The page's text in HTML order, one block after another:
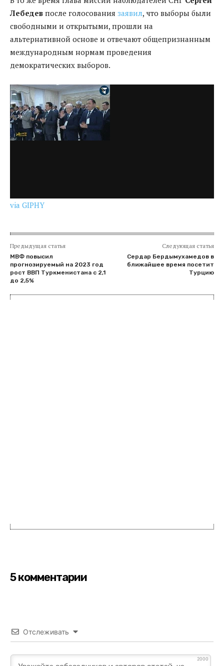
Лебедев после голосования заявил, что выборы были
свободными и открытыми, прошли на
альтернативной основе и отвечают общепризнанным
международным нормам проведения
демократических выборов.
via GIPHY
Предыдущая статья
МВФ повысил
прогнозируемый на 2023 год
рост ВВП Туркменистана с 2,1
до 2,5%
Следующая статья
Сердар Бердымухамедов в
ближайшее время посетит
Турцию
5 комментарии
Отслеживать
2000